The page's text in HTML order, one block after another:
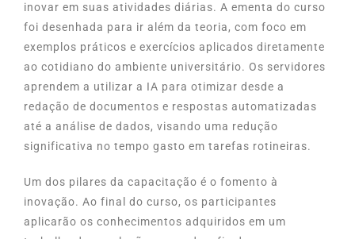
inovar em suas atividades diárias. A ementa do curso
foi desenhada para ir além da teoria, com foco em
exemplos práticos e exercícios aplicados diretamente
ao cotidiano do ambiente universitário. Os servidores
aprendem a utilizar a IA para otimizar desde a
redação de documentos e respostas automatizadas
até a análise de dados, visando uma redução
significativa no tempo gasto em tarefas rotineiras.
Um dos pilares da capacitação é o fomento à
inovação. Ao final do curso, os participantes
aplicarão os conhecimentos adquiridos em um